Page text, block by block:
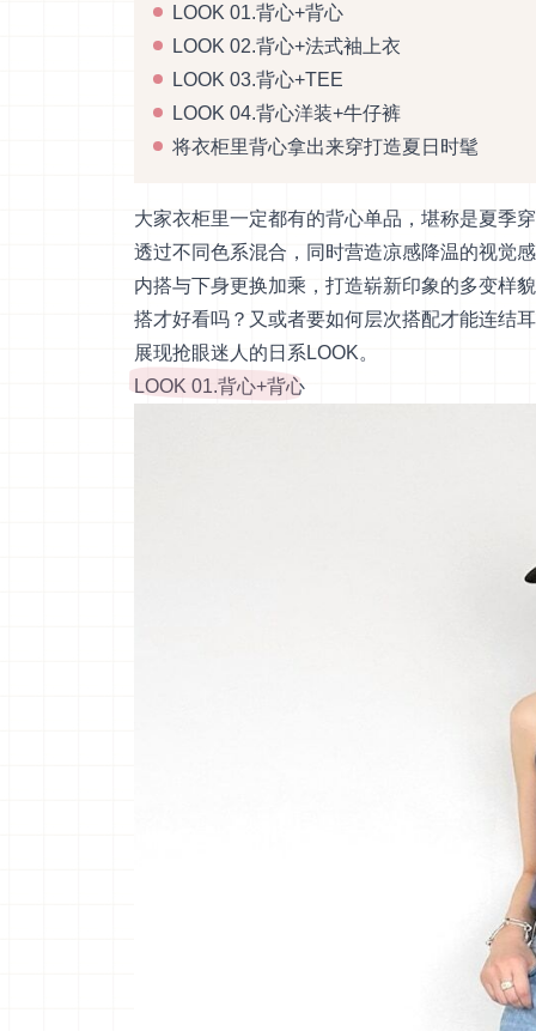
LOOK 01.背心+背心
LOOK 02.背心+法式袖上衣
LOOK 03.背心+TEE
LOOK 04.背心洋装+牛仔裤
将衣柜里背心拿出来穿打造夏日时髦
大家衣柜里一定都有的背心单品，堪称是夏季
透过不同色系混合，同时营造凉感降温的视觉
内搭与下身更换加乘，打造崭新印象的多变样
搭才好看吗？又或者要如何层次搭配才能连结
展现抢眼迷人的日系LOOK。
LOOK 01.背心+背心